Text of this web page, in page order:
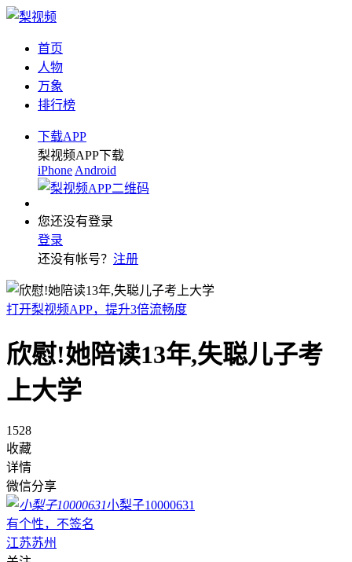
首页
人物
万象
排行榜
下载APP
梨视频APP下载
iPhone Android
您还没有登录
登录
还没有帐号？ 注册
打开梨视频APP，提升3倍流畅度
欣慰!她陪读13年,失聪儿子考
上大学
1528
收藏
详情
微信分享
小梨子10000631
有个性，不签名
江苏苏州